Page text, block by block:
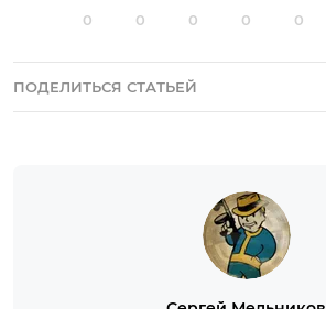
0 0 0 0 0
ПОДЕЛИТЬСЯ СТАТЬЕЙ